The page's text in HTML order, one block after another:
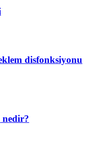
disfonksiyonu